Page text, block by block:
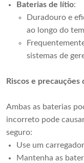
Baterias de lítio:
Duradouro e
ao longo do
sistemas de
Riscos e precauções
Ambas as baterias
incorreto pode
seguro:
Use um
Mantenha as